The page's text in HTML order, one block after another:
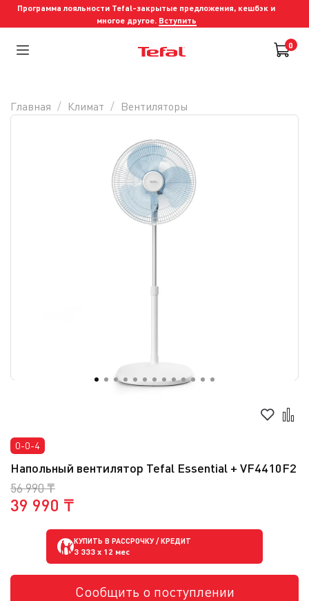
Программа лояльности Tefal-закрытые предложения, кешбэк и
многое другое. Вступить
0
0-0-4
Напольный вентилятор Tefal Essential + VF4410F2
56 990 ₸
39 990 ₸
КУПИТЬ В РАССРОЧКУ / КРЕДИТ
3 333 x 12 мес
Сообщить о поступлении
Главная Климат Вентиляторы